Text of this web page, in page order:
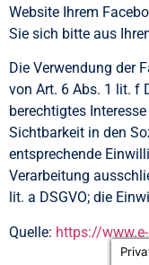
Website Ihrem
Sie sich bitte aus
Die Verwendung der
von Art. 6 Abs. 1 lit. f
berechtigtes
Sichtbarkeit in den
entsprechende
Verarbeitung
lit. a DSGVO; die
Quelle: https://